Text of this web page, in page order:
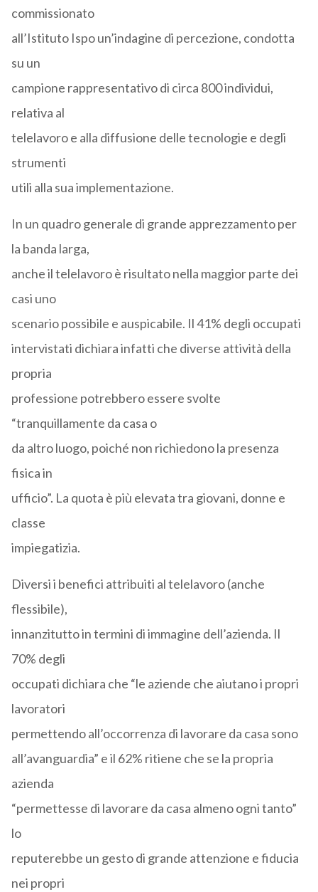
commissionato
all’Istituto Ispo un’indagine di percezione, condotta
su un
campione rappresentativo di circa 800 individui,
relativa al
telelavoro e alla diffusione delle tecnologie e degli
strumenti
utili alla sua implementazione.
In un quadro generale di grande apprezzamento per
la banda larga,
anche il telelavoro è risultato nella maggior parte dei
casi uno
scenario possibile e auspicabile. Il 41% degli occupati
intervistati dichiara infatti che diverse attività della
propria
professione potrebbero essere svolte
“tranquillamente da casa o
da altro luogo, poiché non richiedono la presenza
fisica in
ufficio”. La quota è più elevata tra giovani, donne e
classe
impiegatizia.
Diversi i benefici attribuiti al telelavoro (anche
flessibile),
innanzitutto in termini di immagine dell’azienda. Il
70% degli
occupati dichiara che “le aziende che aiutano i propri
lavoratori
permettendo all’occorrenza di lavorare da casa sono
all’avanguardia” e il 62% ritiene che se la propria
azienda
“permettesse di lavorare da casa almeno ogni tanto”
lo
reputerebbe un gesto di grande attenzione e fiducia
nei propri